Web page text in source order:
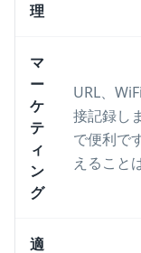
理
マ
ー
ケ
テ
ィ
ン
グ
URL、
接記録し
で便利で
えること
適